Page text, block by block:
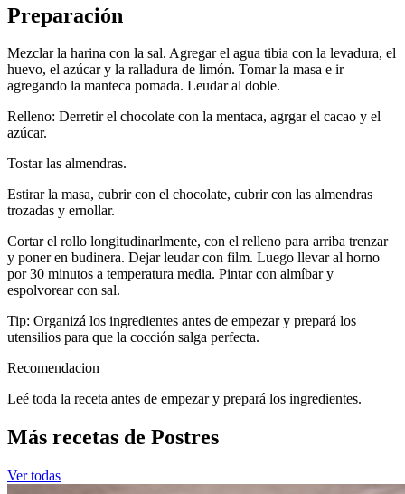
Preparación
Mezclar la harina con la sal. Agregar el agua tibia con la levadura, el
huevo, el azúcar y la ralladura de limón. Tomar la masa e ir
agregando la manteca pomada. Leudar al doble.
Relleno: Derretir el chocolate con la mentaca, agrgar el cacao y el
azúcar.
Tostar las almendras.
Estirar la masa, cubrir con el chocolate, cubrir con las almendras
trozadas y ernollar.
Cortar el rollo longitudinarlmente, con el relleno para arriba trenzar
y poner en budinera. Dejar leudar con film. Luego llevar al horno
por 30 minutos a temperatura media. Pintar con almíbar y
espolvorear con sal.
Tip: Organizá los ingredientes antes de empezar y prepará los
utensilios para que la cocción salga perfecta.
Recomendacion
Leé toda la receta antes de empezar y prepará los ingredientes.
Más recetas de Postres
Ver todas